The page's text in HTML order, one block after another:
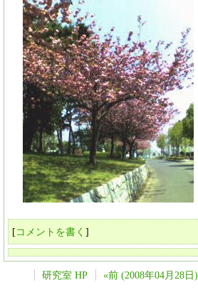
[コメントを書く ]
研究室 HP «前 (2008年04月28日)